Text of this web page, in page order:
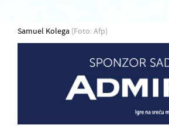
Samuel Kolega (Foto: Afp)